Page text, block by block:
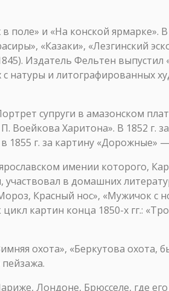
поле» и «На конской ярмарке».
«Казаки», «Лезгинский
Издатель Фельтен
натуры и литографированных
супруги в амазонском
Воейкова Харитона». В 1852 г.
г. за картину «Дорожные»
имении которого,
участвовал в домашних
Красный нос», «Мужичок с
картин конца 1850-х гг.:
охота», «Беркутова охота,
Лондоне, Брюсселе, где